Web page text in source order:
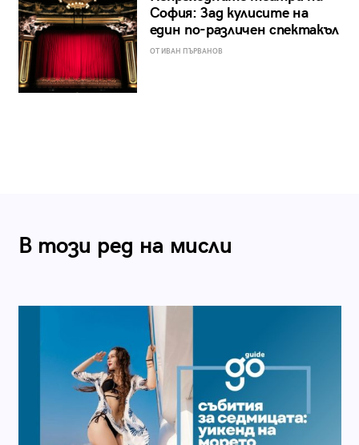
София: Зад кулисите на
един по-различен спектакъл
ОТ ИВАН ПЪРВАНОВ
В този ред на мисли